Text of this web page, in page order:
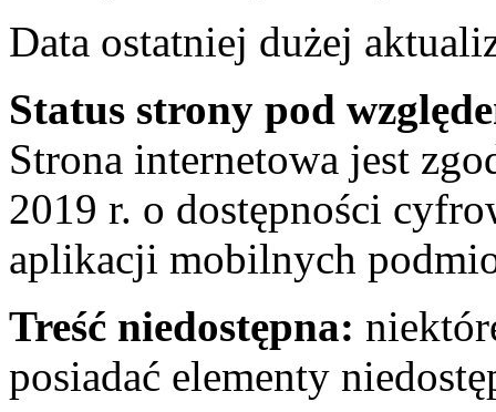
Data ostatniej dużej
Status strony pod
Strona internetowa jest
2019 r. o dostępności
aplikacji mobilnych
Treść niedostępna:
posiadać elementy